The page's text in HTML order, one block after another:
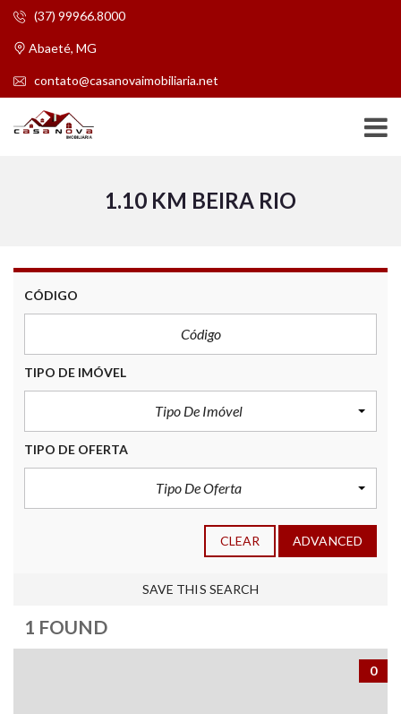
(37) 99966.8000
Abaeté, MG
contato@casanovaimobiliaria.net
1.10 KM BEIRA RIO
CÓDIGO
TIPO DE IMÓVEL
Tipo De Imóvel
TIPO DE OFERTA
Tipo De Oferta
CLEAR ADVANCED
SAVE THIS SEARCH
1 FOUND
0